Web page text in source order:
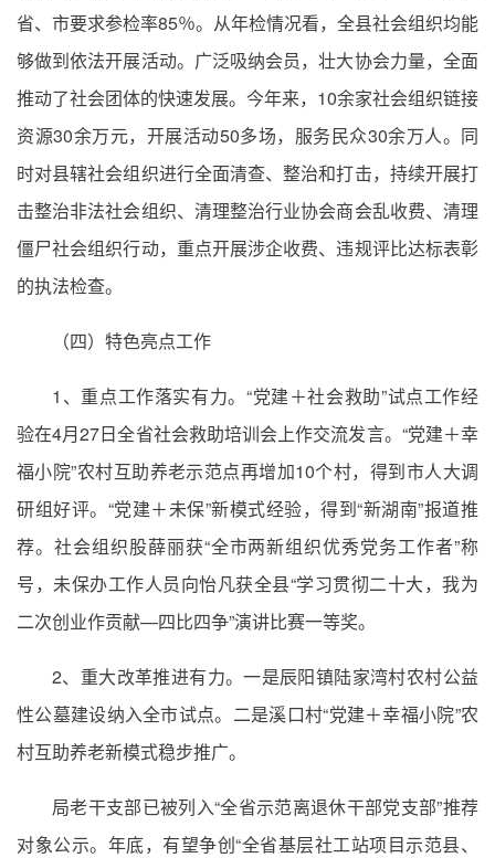
省、市要求参检率85％。从年检情况看，全县社会组织均能
够做到依法开展活动。广泛吸纳会员，壮大协会力量，全面
推动了社会团体的快速发展。今年来，10余家社会组织链接
资源30余万元，开展活动50多场，服务民众30余万人。同
时对县辖社会组织进行全面清查、整治和打击，持续开展打
击整治非法社会组织、清理整治行业协会商会乱收费、清理
僵尸社会组织行动，重点开展涉企收费、违规评比达标表彰
的执法检查。
（四）特色亮点工作
1、重点工作落实有力。“党建＋社会救助”试点工作经
验在4月27日全省社会救助培训会上作交流发言。“党建＋幸
福小院”农村互助养老示范点再增加10个村，得到市人大调
研组好评。“党建＋未保”新模式经验，得到“新湖南”报道推
荐。社会组织股薛丽获“全市两新组织优秀党务工作者”称
号，未保办工作人员向怡凡获全县“学习贯彻二十大，我为
二次创业作贡献—四比四争”演讲比赛一等奖。
2、重大改革推进有力。一是辰阳镇陆家湾村农村公益
性公墓建设纳入全市试点。二是溪口村“党建＋幸福小院”农
村互助养老新模式稳步推广。
局老干支部已被列入“全省示范离退休干部党支部”推荐
对象公示。年底，有望争创“全省基层社工站项目示范县、